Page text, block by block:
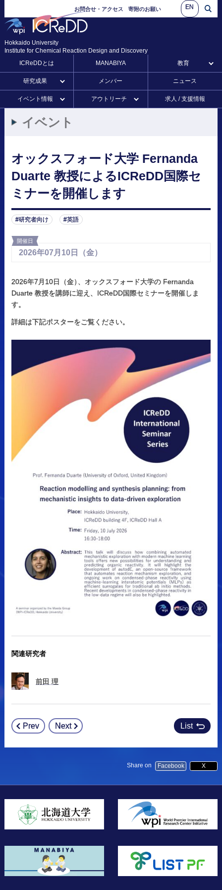
お問合せ・アクセス 寄附のお願い EN
Hokkaido University
Institute for Chemical Reaction Design and Discovery
ICReDDとは
MANABIYA 教育
研究成果 メンバー ニュース
イベント情報 アウトリーチ 求人 / 支援情報
イベント
オックスフォード大学Fernanda
Duarte 教授によるICReDD 国際セ
ミナーを 開催します
研究者向け 英語
開催日
2026年07月 10日 （金）
2026年7月10日（金） 、オックスフォード大学の Fernanda
Duarte 教授を講師に迎え、ICReDD国際セミナーを開催しま
す。
詳細は下記ポスターをご覧ください。
関連研究者
前田 理
Post
navigation
Prev Next List
Share on Facebook X